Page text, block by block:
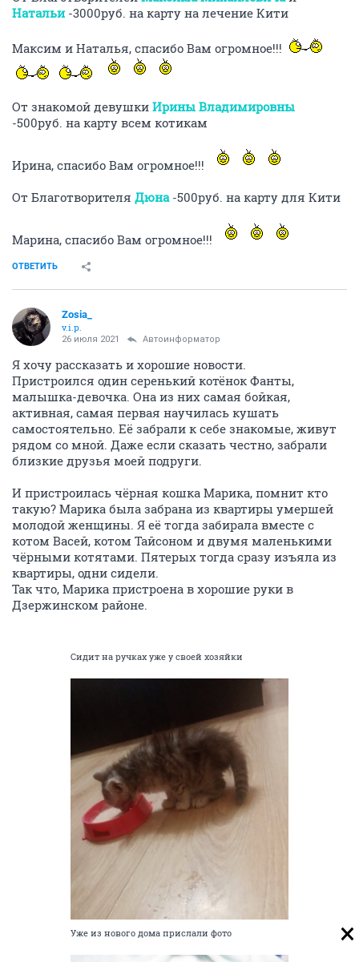
Натальи -3000руб. на карту на лечение Кити
Максим и Наталья, спасибо Вам огромное!!!
От знакомой девушки Ирины Владимировны
-500руб. на карту всем котикам
Ирина, спасибо Вам огромное!!!
От Благотворителя Дюна -500руб. на карту для Кити
Марина, спасибо Вам огромное!!!
ОТВЕТИТЬ
Zosia_
v.i.p.
26 июля 2021 Автоинформатор
Я хочу рассказать и хорошие новости.
Пристроился один серенький котёнок Фанты,
малышка-девочка. Она из них самая бойкая,
активная, самая первая научилась кушать
самостоятельно. Её забрали к себе знакомые, живут
рядом со мной. Даже если сказать честно, забрали
близкие друзья моей подруги.
И пристроилась чёрная кошка Марика, помнит кто
такую? Марика была забрана из квартиры умершей
молодой женщины. Я её тогда забирала вместе с
котом Васей, котом Тайсоном и двумя маленькими
чёрными котятами. Пятерых тогда сразу изъяла из
квартиры, одни сидели.
Так что, Марика пристроена в хорошие руки в
Дзержинском районе.
Сидит на ручках уже у своей хозяйки
Уже из нового дома прислали фото